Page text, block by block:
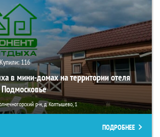
Купили: 116
в мини-домах на территории отеля
р-н, д. Колтышево, 1
ПОДРОБНЕЕ